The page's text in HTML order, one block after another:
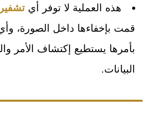
هذه العملية لا توفر أي تشفير
قمت بإخفاءها داخل الصورة،
بأمرها يستطيع إكتشاف الأمر
البيانات.